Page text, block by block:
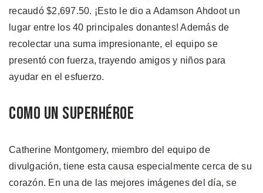
recaudó $2,697.50. ¡Esto le dio a Adamson Ahdoot un
lugar entre los 40 principales donantes! Además de
recolectar una suma impresionante, el equipo se
presentó con fuerza, trayendo amigos y niños para
ayudar en el esfuerzo.
Como un Superhéroe
Catherine Montgomery, miembro del equipo de
divulgación, tiene esta causa especialmente cerca de su
corazón. En una de las mejores imágenes del día, se